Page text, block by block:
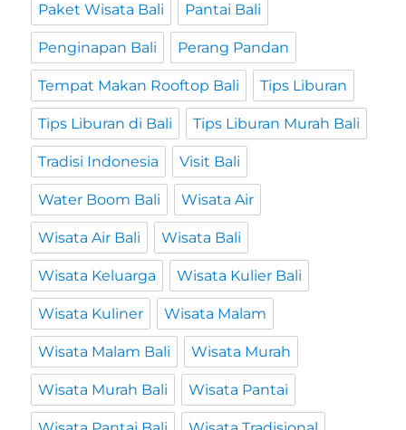
Paket Wisata Bali Pantai Bali
Penginapan Bali Perang Pandan
Tempat Makan Rooftop Bali Tips Liburan
Tips Liburan di Bali Tips Liburan Murah Bali
Tradisi Indonesia Visit Bali
Water Boom Bali Wisata Air
Wisata Air Bali Wisata Bali
Wisata Keluarga Wisata Kulier Bali
Wisata Kuliner Wisata Malam
Wisata Malam Bali Wisata Murah
Wisata Murah Bali Wisata Pantai